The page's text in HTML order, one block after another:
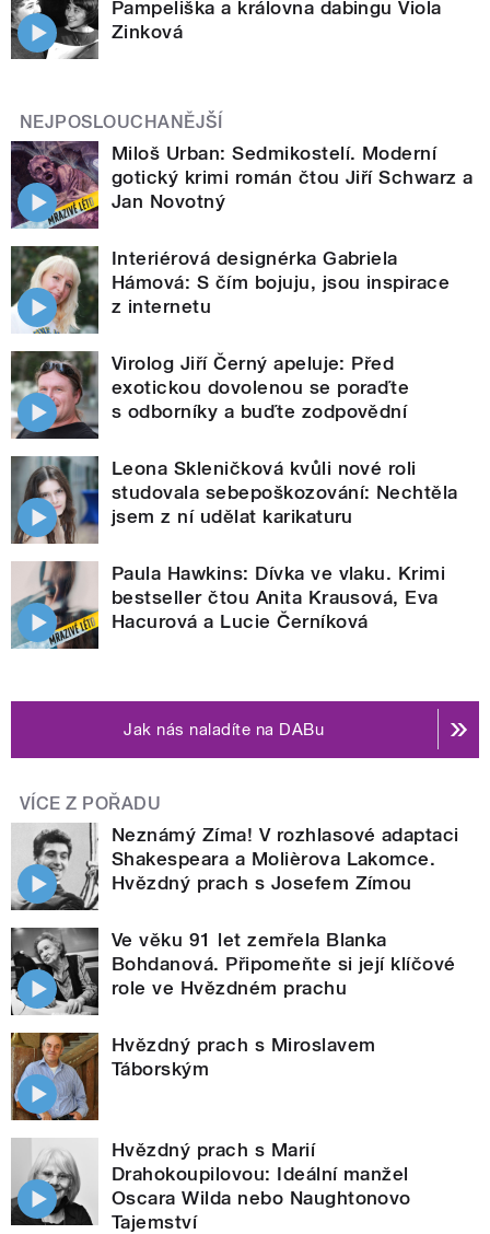
Pampeliška a královna dabingu Viola
Zinková
NEJPOSLOUCHANĚJŠÍ
Miloš Urban: Sedmikostelí. Moderní
gotický krimi román čtou Jiří Schwarz a
Jan Novotný
Interiérová designérka Gabriela
Hámová: S čím bojuju, jsou inspirace
z internetu
Virolog Jiří Černý apeluje: Před
exotickou dovolenou se poraďte
s odborníky a buďte zodpovědní
Leona Skleničková kvůli nové roli
studovala sebepoškozování: Nechtěla
jsem z ní udělat karikaturu
Paula Hawkins: Dívka ve vlaku. Krimi
bestseller čtou Anita Krausová, Eva
Hacurová a Lucie Černíková
Jak nás naladíte na DABu
VÍCE Z POŘADU
Neznámý Zíma! V rozhlasové adaptaci
Shakespeara a Molièrova Lakomce.
Hvězdný prach s Josefem Zímou
Ve věku 91 let zemřela Blanka
Bohdanová. Připomeňte si její klíčové
role ve Hvězdném prachu
Hvězdný prach s Miroslavem
Táborským
Hvězdný prach s Marií
Drahokoupilovou: Ideální manžel
Oscara Wilda nebo Naughtonovo
Tajemství